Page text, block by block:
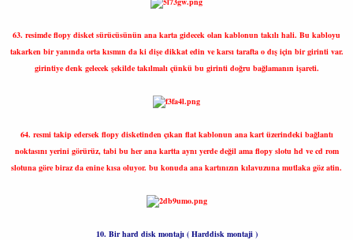
63. resimde flopy disket sürücüsünün ana karta gidecek olan kablonun takılı hali. Bu kabloyu
takarken bir yanında orta kısmın da ki dişe dikkat edin ve karsı tarafta o dış için bir girinti var.
girintiye denk gelecek şekilde takılmalı çünkü bu girinti doğru bağlamanın işareti.
64. resmi takip edersek flopy disketinden çıkan flat kablonun ana kart üzerindeki bağlantı
noktasını yerini görürüz, tabi bu her ana kartta aynı yerde değil ama flopy slotu hd ve cd rom
slotuna göre biraz da enine kısa oluyor. bu konuda ana kartınızın kılavuzuna mutlaka göz atin.
10. Bir hard disk montajı ( Harddisk montaji )